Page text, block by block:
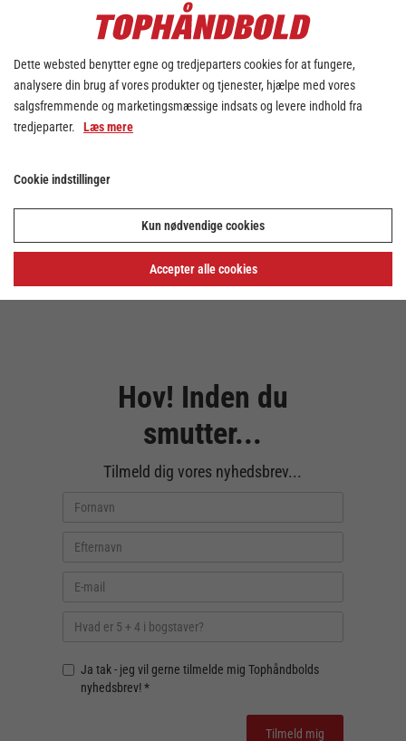
Hov! Inden du
smutter...
Tilmeld dig vores nyhedsbrev...
Ja tak - jeg vil gerne tilmelde mig Tophåndbolds
nyhedsbrev! *
Dette websted benytter egne og tredjeparters cookies for at fungere,
analysere din brug af vores produkter og tjenester, hjælpe med vores
salgsfremmende og marketingsmæssige indsats og levere indhold fra
tredjeparter. Læs mere
Cookie indstillinger
Kun nødvendige cookies
Accepter alle cookies